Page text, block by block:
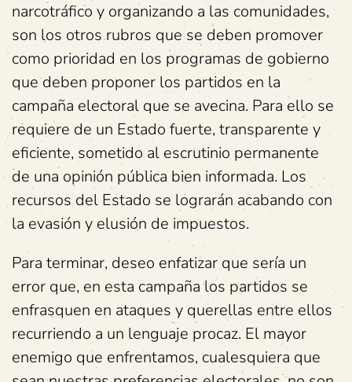
narcotráfico y organizando a las comunidades,
son los otros rubros que se deben promover
como prioridad en los programas de gobierno
que deben proponer los partidos en la
campaña electoral que se avecina. Para ello se
requiere de un Estado fuerte, transparente y
eficiente, sometido al escrutinio permanente
de una opinión pública bien informada. Los
recursos del Estado se lograrán acabando con
la evasión y elusión de impuestos.
Para terminar, deseo enfatizar que sería un
error que, en esta campaña los partidos se
enfrasquen en ataques y querellas entre ellos
recurriendo a un lenguaje procaz. El mayor
enemigo que enfrentamos, cualesquiera que